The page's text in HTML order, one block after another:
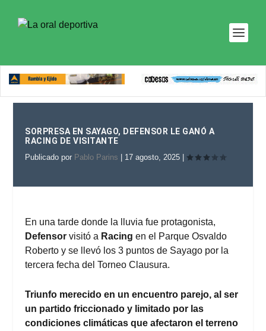
SORPRESA EN SAYAGO, DEFENSOR LE GANÓ A
RACING DE VISITANTE
Publicado por Pablo Parins 17 agosto, 2025 |
En una tarde donde la lluvia fue protagonista,
Defensor visitó a Racing en el Parque Osvaldo
Roberto y se llevó los 3 puntos de Sayago por la
tercera fecha del Torneo Clausura.
Triunfo merecido en un encuentro parejo, al ser
un partido friccionado y limitado por las
condiciones climáticas que afectaron el terreno